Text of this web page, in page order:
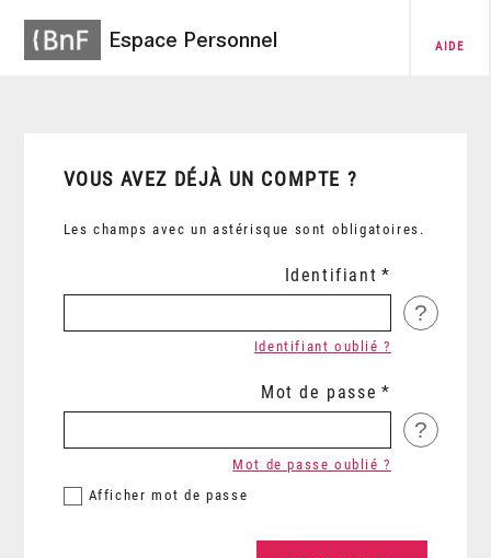
Espace Personnel AIDE
VOUS AVEZ DÉJÀ UN COMPTE ?
Les champs avec un astérisque sont obligatoires.
Identifiant
?
Identifiant oublié ?
Mot de passe
?
Afficher mot de passe
Mot de passe oublié ?